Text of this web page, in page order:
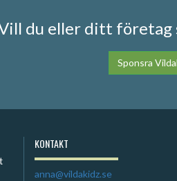
du eller ditt företag
Sponsra
KONTAKT
anna@vildakidz.se